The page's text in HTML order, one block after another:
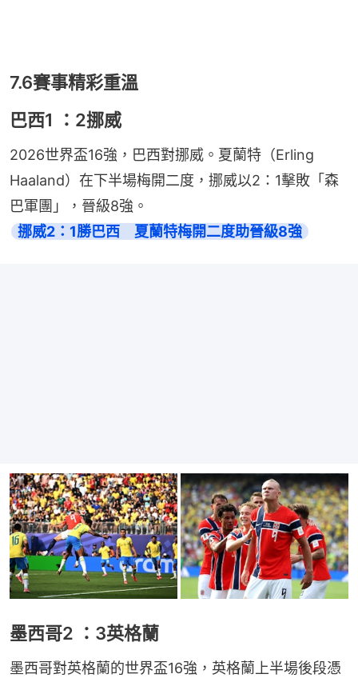
7.6賽事精彩重溫
巴西1 ：2挪威
2026世界盃16強，巴西對挪威。夏蘭特（Erling
Haaland）在下半場梅開二度，挪威以2：1擊敗「森
巴軍團」，晉級8強。
挪威2：1勝巴西　夏蘭特梅開二度助晉級8強
墨西哥2 ：3英格蘭
墨西哥對英格蘭的世界盃16強，英格蘭上半場後段憑